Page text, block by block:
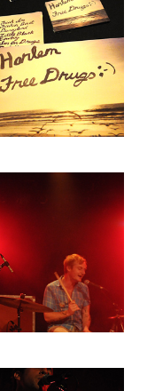
VEENEMA
DEKKER
VRIES
POSTMA
LUDDEN
HIEP
TSKHAY
KAMMINGA
SAAMAN
HEIKENS